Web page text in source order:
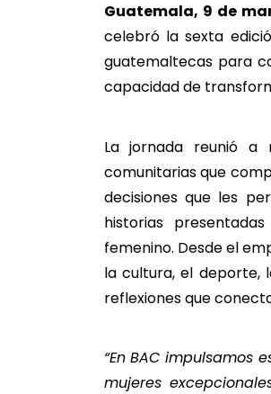
Guatemala, 9 de
celebró la sexta
guatemaltecas para
capacidad de
La jornada reunió a
comunitarias que
decisiones que les
historias
femenino. Desde el
la cultura, el deporte,
reflexiones que
“En BAC impulsamos
mujeres